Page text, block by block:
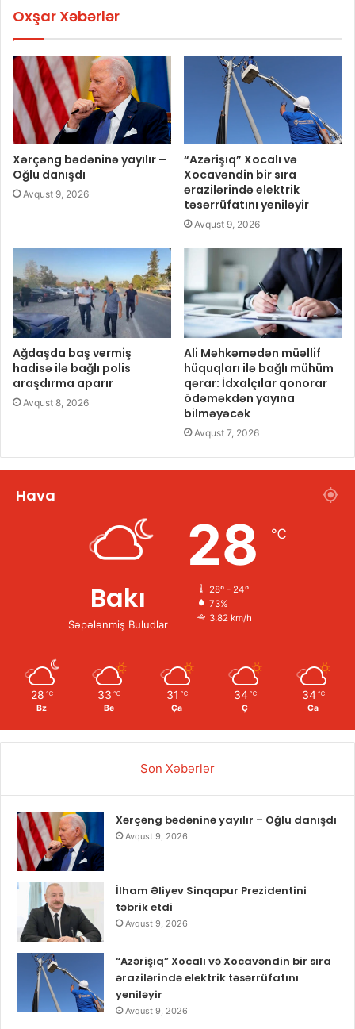
Oxşar Xəbərlər
Xərçəng bədəninə yayılır –
Oğlu danışdı
Avqust 9, 2026
“Azərişıq” Xocalı və
Xocavəndin bir sıra
ərazilərində elektrik
təsərrüfatını yeniləyir
Avqust 9, 2026
Ağdaşda baş vermiş
hadisə ilə bağlı polis
araşdırma aparır
Avqust 8, 2026
Ali Məhkəmədən müəllif
hüquqları ilə bağlı mühüm
qərar: İdxalçılar qonorar
ödəməkdən yayına
bilməyəcək
Avqust 7, 2026
Hava
Bakı
Səpələnmiş Buludlar
28 ℃
28º - 24º
73%
3.82 km/h
28 ℃
Bz
33 ℃
Be
31 ℃
Ça
34 ℃
Ç
34 ℃
Ca
Son Xəbərlər
Xərçəng bədəninə yayılır – Oğlu danışdı
Avqust 9, 2026
İlham Əliyev Sinqapur Prezidentini
təbrik etdi
Avqust 9, 2026
“Azərişıq” Xocalı və Xocavəndin bir sıra
ərazilərində elektrik təsərrüfatını
yeniləyir
Avqust 9, 2026